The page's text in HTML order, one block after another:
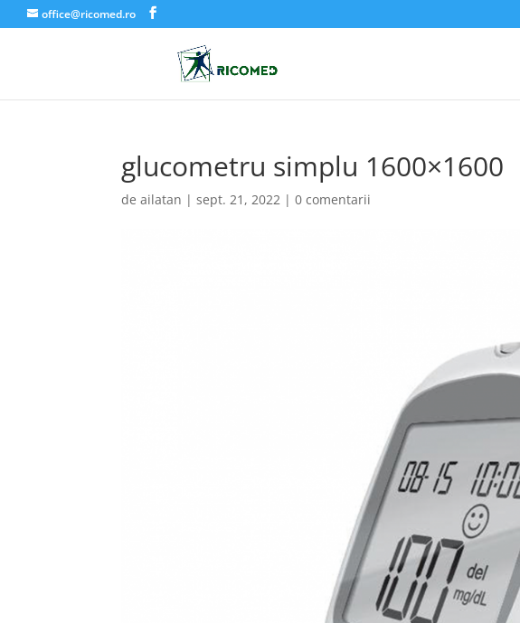
office@ricomed.ro
glucometru simplu 1600×1600
deailatan |sept. 21, 2022 |0 comentarii